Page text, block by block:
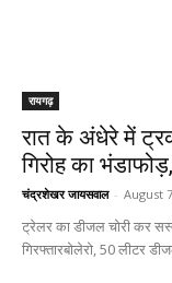
रायगढ़
रात के अंधेरे में
गिरोह का
चंद्रशेखर जायसवाल - August
ट्रेलर का डीजल चोरी कर
गिरफ्तारबोलेरो, 50 लीटर